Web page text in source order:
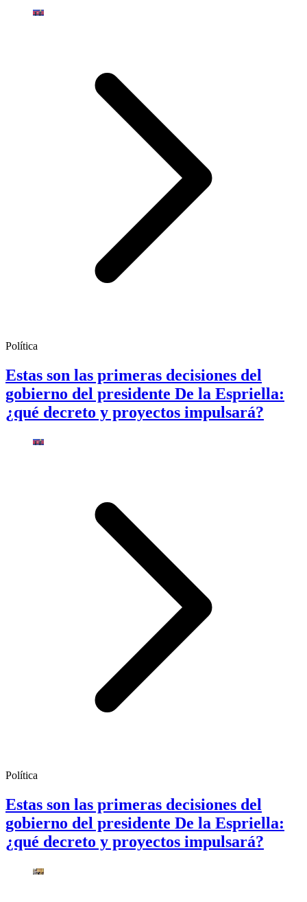
Política
Estas son las primeras decisiones del
gobierno del presidente De la Espriella:
¿qué decreto y proyectos impulsará?
Política
Estas son las primeras decisiones del
gobierno del presidente De la Espriella:
¿qué decreto y proyectos impulsará?